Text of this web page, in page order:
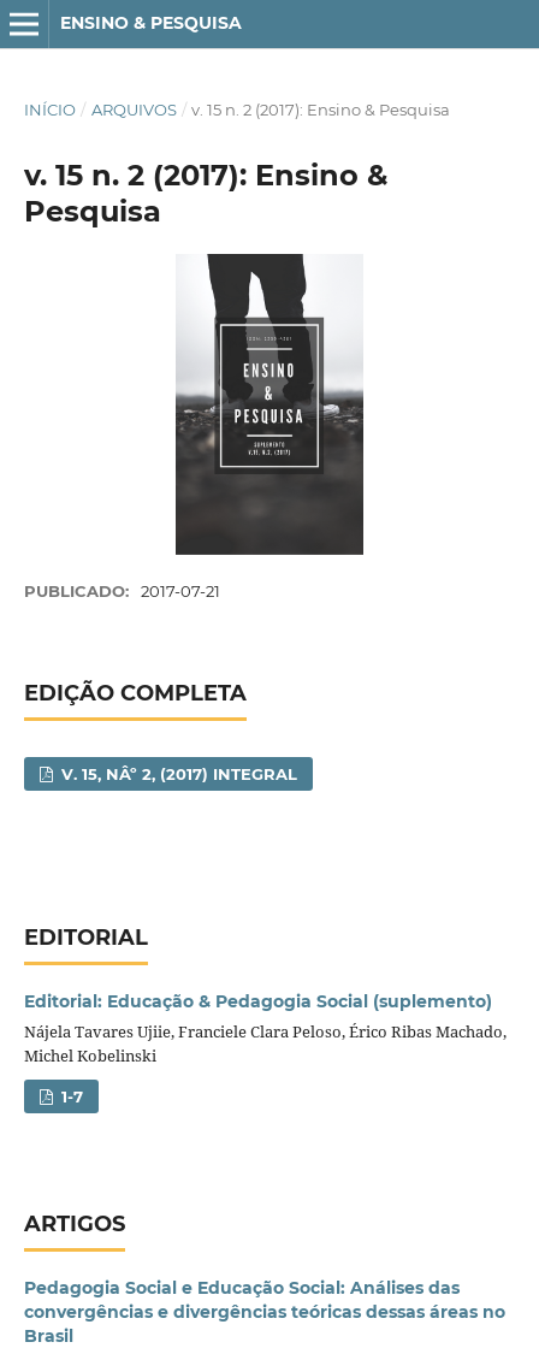
ENSINO & PESQUISA
INÍCIO / ARQUIVOS / v. 15 n. 2 (2017): Ensino & Pesquisa
v. 15 n. 2 (2017): Ensino &
Pesquisa
PUBLICADO: 2017-07-21
EDIÇÃO COMPLETA
V. 15, NÂº 2, (2017) INTEGRAL
EDITORIAL
Editorial: Educação & Pedagogia Social (suplemento)
Nájela Tavares Ujiie, Franciele Clara Peloso, Érico Ribas Machado,
Michel Kobelinski
1-7
ARTIGOS
Pedagogia Social e Educação Social: Análises das
convergências e divergências teóricas dessas áreas no
Brasil